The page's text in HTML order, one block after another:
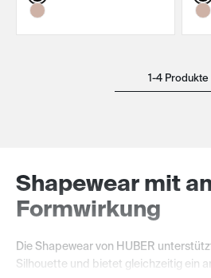
1-4 Produkte
Shapewear mit
Formwirkung
Die Shapewear von HUBER
Silhouette und bietet gleichzeitig ein